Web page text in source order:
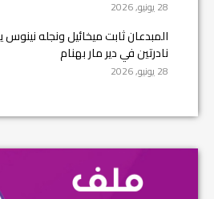
28 يونيو, 2026
المبدعان ثابت ميخائيل ونجله نينوس
نادرتين في دير مار بهنام
28 يونيو, 2026